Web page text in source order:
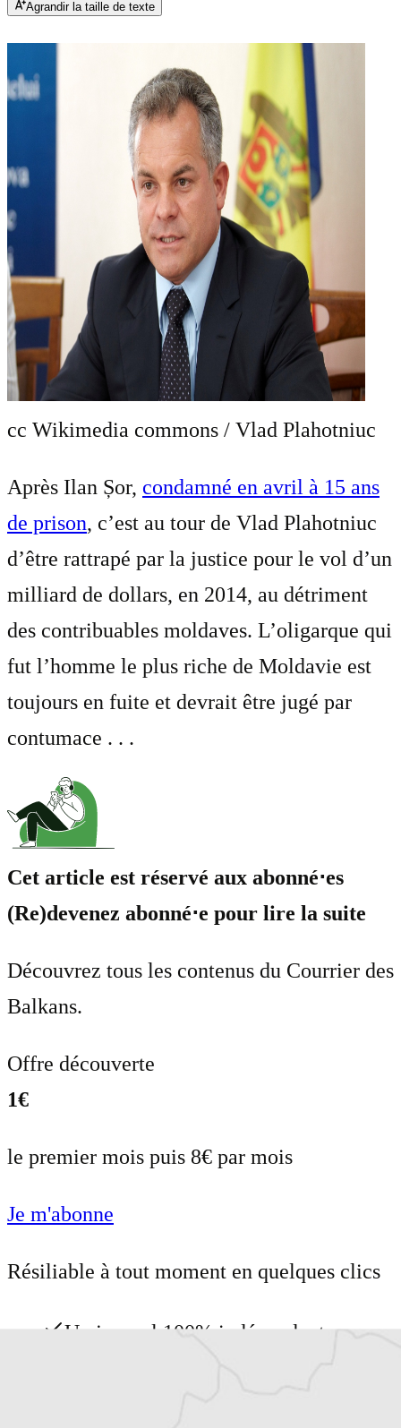
Agrandir la taille de texte
cc Wikimedia commons / Vlad Plahotniuc
Après Ilan Șor, condamné en avril à 15 ans
de prison, c’est au tour de Vlad Plahotniuc
d’être rattrapé par la justice pour le vol d’un
milliard de dollars, en 2014, au détriment
des contribuables moldaves. L’oligarque qui
fut l’homme le plus riche de Moldavie est
toujours en fuite et devrait être jugé par
contumace . . .
Cet article est réservé aux abonné⋅es
(Re)devenez abonné⋅e pour lire la suite
Découvrez tous les contenus du Courrier des
Balkans.
Offre découverte
1€
le premier mois puis 8€ par mois
Je m'abonne
Résiliable à tout moment en quelques clics
Un journal 100% indépendant